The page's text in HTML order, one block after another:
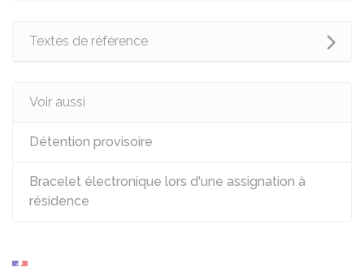
Textes de référence
Voir aussi
Détention provisoire
Bracelet électronique lors d'une assignation à
résidence